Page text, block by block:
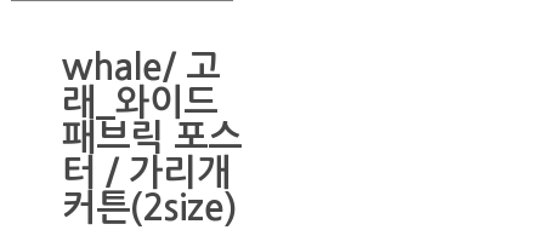
whale/ 고
래_와이드
패브릭 포스
터 / 가리개
커튼(2size)